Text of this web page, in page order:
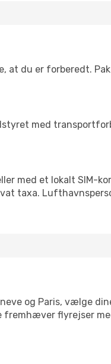
du er forberedt.
med
med et lokalt SIM-
taxa.
og Paris, vælge
fremhæver flyrejser